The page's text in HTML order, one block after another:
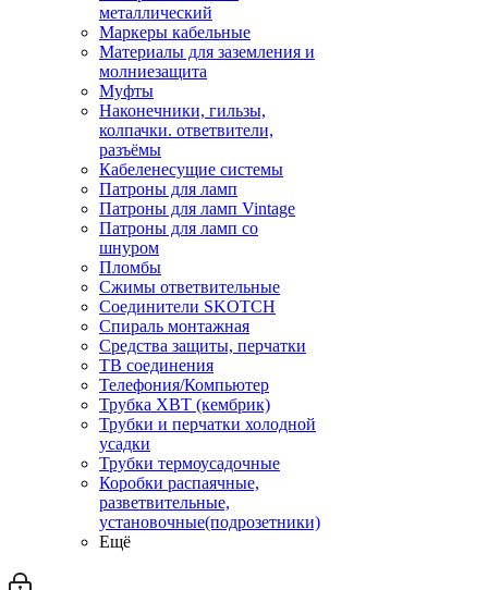
металлический
Маркеры кабельные
Материалы для заземления и
молниезащита
Муфты
Наконечники, гильзы,
колпачки. ответвители,
разъёмы
Кабеленесущие системы
Патроны для ламп
Патроны для ламп Vintage
Патроны для ламп со
шнуром
Пломбы
Сжимы ответвительные
Соединители SKOTCH
Спираль монтажная
Средства защиты, перчатки
ТВ соединения
Телефония/Компьютер
Трубка ХВТ (кембрик)
Трубки и перчатки холодной
усадки
Трубки термоусадочные
Коробки распаячные,
разветвительные,
установочные(подрозетники)
Ещё